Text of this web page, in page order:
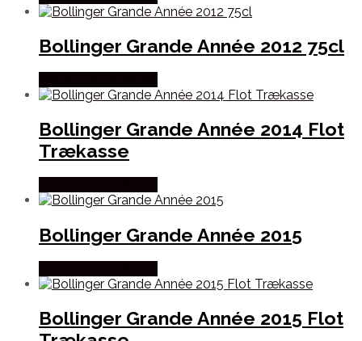
Bollinger Grande Année 2012 75cl
Bollinger Grande Année 2014 Flot
Trækasse
Bollinger Grande Année 2015
Bollinger Grande Année 2015 Flot